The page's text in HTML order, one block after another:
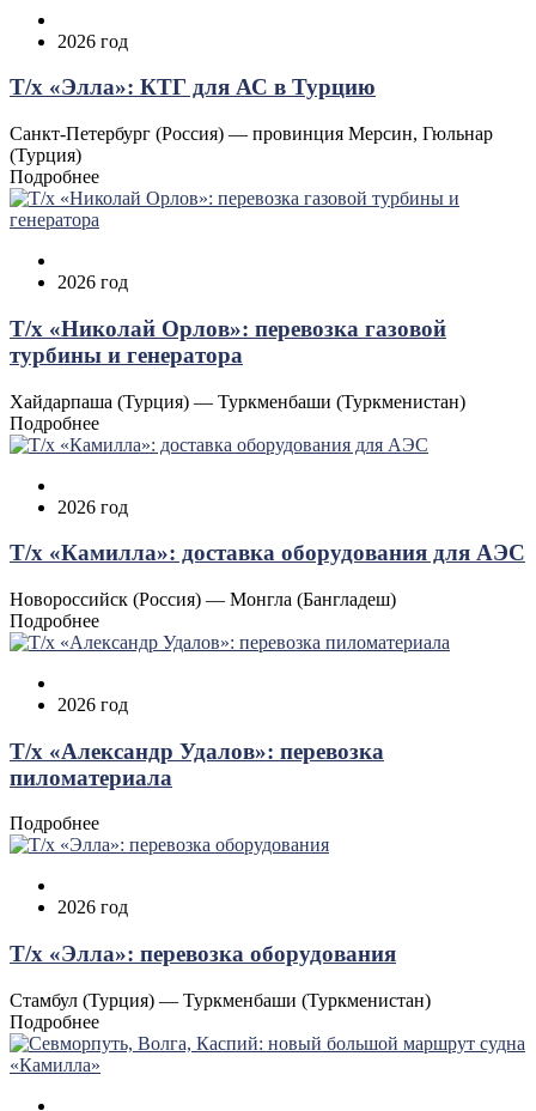
2026 год
Т/х «Элла»: КТГ для АС в Турцию
Санкт-Петербург (Россия) — провинция Мерсин, Гюльнар
(Турция)
Подробнее
2026 год
Т/х «Николай Орлов»: перевозка газовой
турбины и генератора
Хайдарпаша (Турция) — Туркменбаши (Туркменистан)
Подробнее
2026 год
Т/х «Камилла»: доставка оборудования для АЭС
Новороссийск (Россия) — Монгла (Бангладеш)
Подробнее
2026 год
Т/х «Александр Удалов»: перевозка
пиломатериала
Подробнее
2026 год
Т/х «Элла»: перевозка оборудования
Стамбул (Турция) — Туркменбаши (Туркменистан)
Подробнее